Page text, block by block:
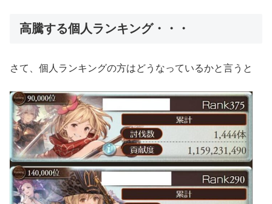
高騰する個人ランキング・・・
さて、個人ランキングの方はどうなっているかと言うと